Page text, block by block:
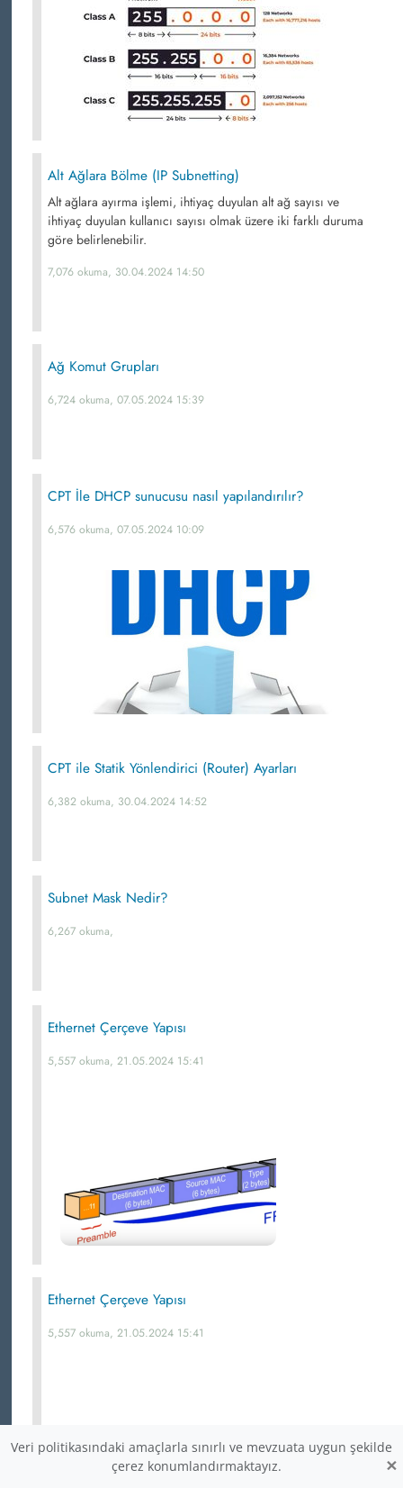
Alt Ağlara Bölme (IP Subnetting)
Alt ağlara ayırma işlemi, ihtiyaç duyulan alt ağ sayısı ve
ihtiyaç duyulan kullanıcı sayısı olmak üzere iki farklı duruma
göre belirlenebilir.
7,076 okuma, 30.04.2024 14:50
Ağ Komut Grupları
6,724 okuma, 07.05.2024 15:39
CPT İle DHCP sunucusu nasıl yapılandırılır?
6,576 okuma, 07.05.2024 10:09
CPT ile Statik Yönlendirici (Router) Ayarları
6,382 okuma, 30.04.2024 14:52
Subnet Mask Nedir?
6,267 okuma,
Ethernet Çerçeve Yapısı
5,557 okuma, 21.05.2024 15:41
Ethernet Çerçeve Yapısı
5,557 okuma, 21.05.2024 15:41
Veri politikasındaki amaçlarla sınırlı ve mevzuata uygun şekilde
çerez konumlandırmaktayız.
×